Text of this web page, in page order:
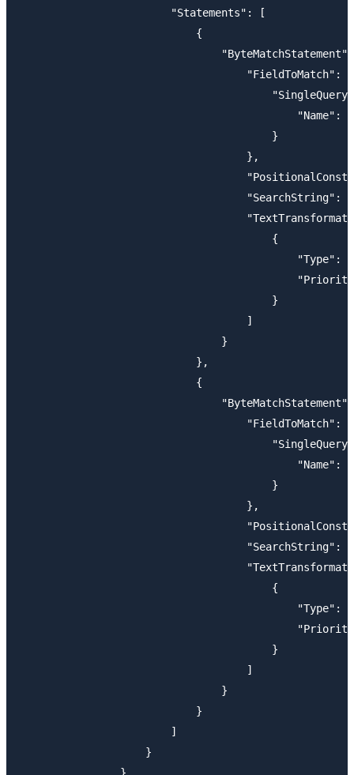
                        "Statements": [
                            {
                                    "FieldToMatch": {
"Name":
                                        }
                                    },
"SearchString":
                                        {
"Type":
                                        }
                                    ]
                                }
                            },
                            {
                                    "FieldToMatch": {
"Name":
                                        }
                                    },
"SearchString":
                                        {
"Type":
                                        }
                                    ]
                                }
                            }
                        ]
                    }